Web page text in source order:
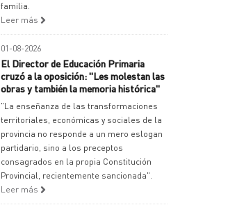
familia.
Leer más
01-08-2026
El Director de Educación Primaria
cruzó a la oposición: "Les molestan las
obras y también la memoria histórica"
"La enseñanza de las transformaciones
territoriales, económicas y sociales de la
provincia no responde a un mero eslogan
partidario, sino a los preceptos
consagrados en la propia Constitución
Provincial, recientemente sancionada".
Leer más